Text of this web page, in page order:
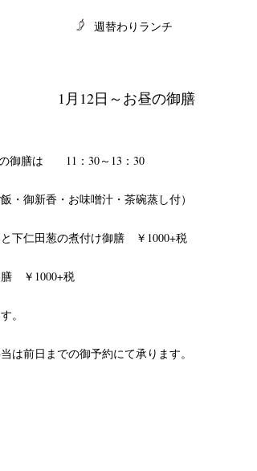
1月12日～お昼の御膳
の御膳は 11：30～13：30
飯・御新香・お味噌汁・茶碗蒸し付）
下仁田葱の煮付け御膳 ￥1000+税
￥1000+税
。
は前日までの御予約にて承ります。
週替わりランチ